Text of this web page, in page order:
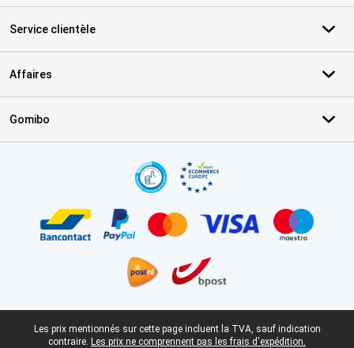
Service clientèle
Affaires
Gomibo
Pied-de-page légal
Les prix mentionnés sur cette page incluent la TVA, sauf indication
contraire. Les prix ne comprennent pas les frais d'expédition.